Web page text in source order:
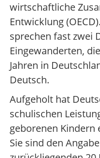
wirtschaftliche
Entwicklung
sprechen fast zwei
Eingewanderten,
Jahren in
Deutsch.
Aufgeholt hat
schulischen
geborenen Kindern
Sie sind den